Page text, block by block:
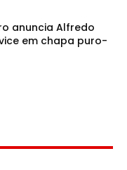
anuncia Alfredo
em chapa puro-